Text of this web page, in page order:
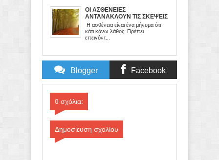
ΟΙ ΑΣΘΕΝΕΙΕΣ
ΑΝΤΑΝΑΚΛΟΥΝ ΤΙΣ ΣΚΕΨΕΙΣ
ΚΑΙ ΤΑ ΣΥΝΑΙΣΘΗΜΑΤΑ ΜΑΣ
Η ασθένεια είναι ένα μήνυμα ότι
κάτι κάνω λάθος. Πρέπει
επειγόντ...
Blogger Facebook
0 σχόλια:
Δημοσίευση σχολίου